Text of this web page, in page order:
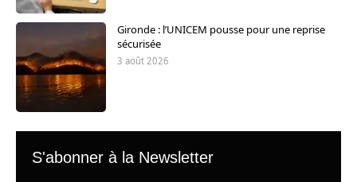
Gironde : l’UNICEM pousse pour une reprise
sécurisée
3 août 2026
S'abonner à la Newsletter